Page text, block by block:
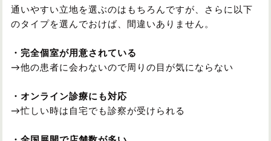
通いやすい立地を選ぶのはもちろんですが、さらに以下
のタイプを選んでおけば、間違いありません。
・完全個室が用意されている
→他の患者に会わないので周りの目が気にならない
・オンライン診療にも対応
→忙しい時は自宅でも診察が受けられる